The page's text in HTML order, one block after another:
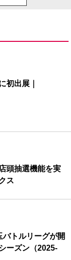
初出展｜
頭抽選機能を実
ス
トルリーグが開
ーズン（2025-